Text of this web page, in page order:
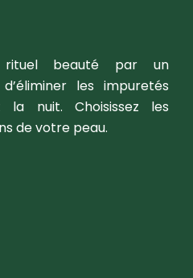
rituel beauté par un
les impuretés
la nuit. Choisissez les
de votre peau.